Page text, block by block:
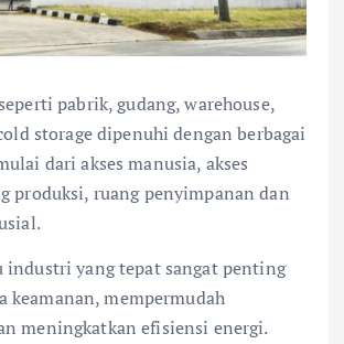
pabrik, gudang, warehouse,
storage dipenuhi dengan berbagai
dari akses manusia, akses
produksi, ruang penyimpanan dan
yang tepat sangat penting
keamanan, mempermudah
meningkatkan efisiensi energi.